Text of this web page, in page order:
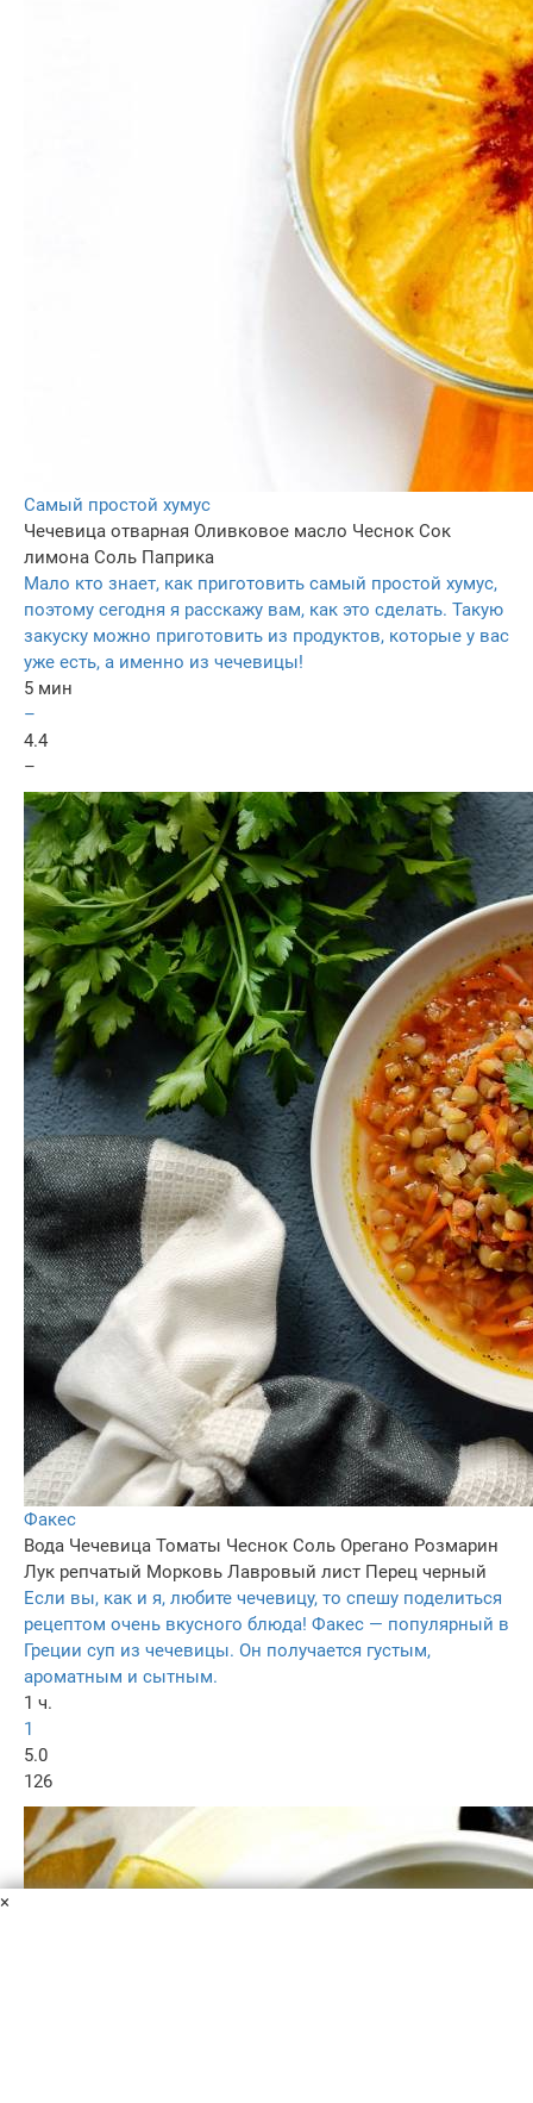
Самый простой хумус
Чечевица отварная Оливковое масло Чеснок Сок
лимона Соль Паприка
Мало кто знает, как приготовить самый простой хумус,
поэтому сегодня я расскажу вам, как это сделать. Такую
закуску можно приготовить из продуктов, которые у вас
уже есть, а именно из чечевицы!
5 мин
–
4.4
–
Факес
Вода Чечевица Томаты Чеснок Соль Орегано Розмарин
Лук репчатый Морковь Лавровый лист Перец черный
Если вы, как и я, любите чечевицу, то спешу поделиться
рецептом очень вкусного блюда! Факес — популярный в
Греции суп из чечевицы. Он получается густым,
ароматным и сытным.
1 ч.
1
5.0
126
×